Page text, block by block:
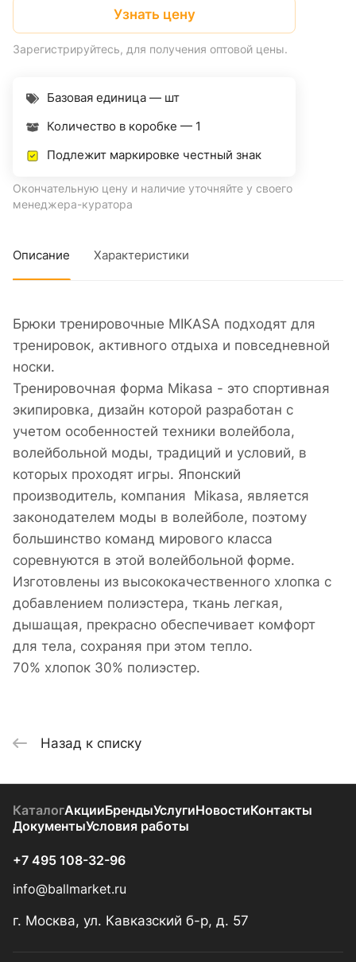
Узнать цену
Зарегистрируйтесь, для получения оптовой цены.
Базовая единица — шт
Количество в коробке — 1
Подлежит маркировке честный знак
Окончательную цену и наличие уточняйте у своего
менеджера-куратора
Описание Характеристики
Брюки тренировочные MIKASA подходят для
тренировок, активного отдыха и повседневной
носки.
Тренировочная форма Mikasa - это спортивная
экипировка, дизайн которой разработан с
учетом особенностей техники волейбола,
волейбольной моды, традиций и условий, в
которых проходят игры. Японский
производитель, компания Mikasa, является
законодателем моды в волейболе, поэтому
большинство команд мирового класса
соревнуются в этой волейбольной форме.
Изготовлены из высококачественного хлопка с
добавлением полиэстера, ткань легкая,
дышащая, прекрасно обеспечивает комфорт
для тела, сохраняя при этом тепло.
70% хлопок 30% полиэстер.
Назад к списку
КаталогАкцииБрендыУслугиНовостиКонтакты
ДокументыУсловия работы
+7 495 108-32-96
info@ballmarket.ru
г. Москва, ул. Кавказский б-р, д. 57